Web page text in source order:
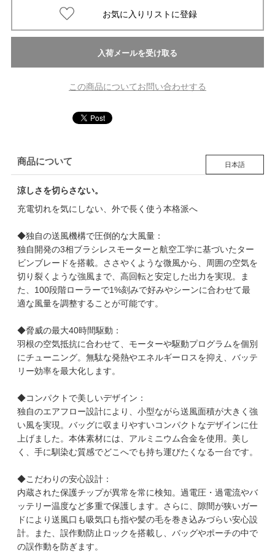
この商品についてお問い合わせする
商品について 日本語
涼しさを切らさない。
充電切れを気にしない、外で長く使う本格派へ
◆独自の送風機構で圧倒的な大風量：
独自開発の3相ブラシレスモーターと航空工学に基づいたター
ビンブレードを搭載。ささやくような微風から、周囲の空気を
切り裂くような強風まで、高回転と安定した出力を実現。ま
た、100段階ローラーで1%刻みで好みやシーンに合わせて最
適な風量を調整することが可能です。
◆脅威の最大40時間駆動：
羽根の空気抵抗に合わせて、モーターや駆動プログラムを個別
にチューニング。無駄な発熱やエネルギーロスを抑え、バッテ
リー効率を最大化します。
◆コンパクトで美しいデザイン：
独自のエアフロー設計により、小型ながら送風面積が大きく強
い風を実現。バッグに収まりやすいコンパクトなデザインに仕
上げました。本体素材には、アルミニウム合金を使用。美し
く、手に馴染む質感でどこへでも持ち運びたくなる一台です。
◆こだわりの安心設計：
内蔵された保護チップが異常を常に検知。過電圧・過電流やバ
ッテリー温度など多重で保護します。さらに、隙間が狭いガー
ドにより送風口も吸気口も指や髪の毛を巻き込みづらい安心設
計。また、誤作動防止ロックを搭載し、バッグやポーチの中で
の誤作動を防ぎます。